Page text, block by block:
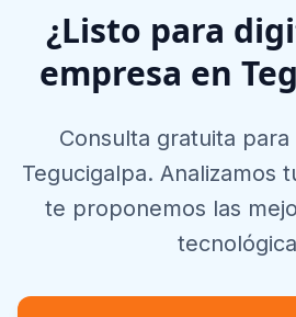
¿Listo para
empresa en
Consulta gratuita
Tegucigalpa. Analizamos
te proponemos las